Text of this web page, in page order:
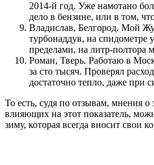
2014-й год. Уже намотано
дело в бензине, или в том,
Владислав, Белгород. Мой
турбонаддув, на спидометре
пределами, на литр-полтора
Роман, Тверь. Работаю в
за сто тысяч. Проверял
достаточно тепло, даже при
То есть, судя по отзывам, мнения
влияющих на этот показатель,
зиму, которая всегда вносит свои